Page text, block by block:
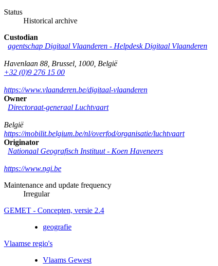
Status
Historical archive
Custodian
agentschap Digitaal Vlaanderen - Helpdesk Digitaal Vlaanderen
Havenlaan 88 Brussel 1000 België
+32 (0)9 276 15 00
https://www.vlaanderen.be/digitaal-vlaanderen
Owner
Directoraat-generaal Luchtvaart
België
https://mobilit.belgium.be/nl/overfod/organisatie/luchtvaart
Originator
Nationaal Geografisch Instituut - Koen Haveneers
https://www.ngi.be
Maintenance and update frequency
Irregular
GEMET - Concepten, versie 2.4
geografie
Vlaamse regio's
Vlaams Gewest